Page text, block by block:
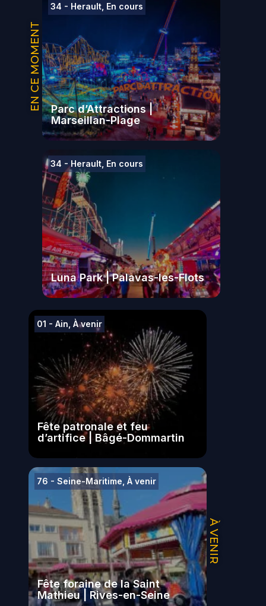
EN CE MOMENT
34 - Herault En cours
Parc d’Attractions |
Marseillan-Plage
34 - Herault En cours
Luna Park | Palavas-les-Flots
01 - Ain À venir
Fête patronale et feu
d’artifice | Bâgé-Dommartin
76 - Seine-Maritime À venir
Fête foraine de la Saint
Mathieu | Rives-en-Seine
À VENIR